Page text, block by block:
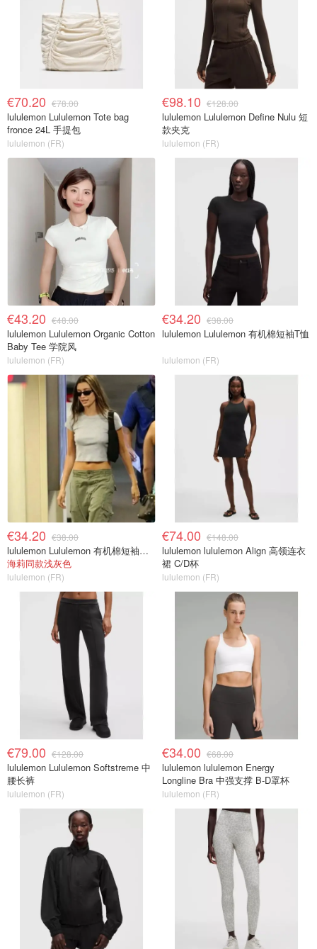
€70.20 €78.00
lululemon Lululemon Tote bag
fronce 24L 手提包
lululemon (FR)
€98.10 €128.00
lululemon Lululemon Define Nulu 短
款夹克
lululemon (FR)
€43.20 €48.00
lululemon Lululemon Organic Cotton
Baby Tee 学院风
lululemon (FR)
€34.20 €38.00
lululemon Lululemon 有机棉短袖T恤
lululemon (FR)
€34.20 €38.00
lululemon Lululemon 有机棉短袖婴儿T恤
海莉同款浅灰色
lululemon (FR)
€74.00 €148.00
lululemon lululemon Align 高领连衣
裙 C/D杯
lululemon (FR)
€79.00 €128.00
lululemon Lululemon Softstreme 中
腰长裤
lululemon (FR)
€34.00 €68.00
lululemon lululemon Energy
Longline Bra 中强支撑 B-D罩杯
lululemon (FR)